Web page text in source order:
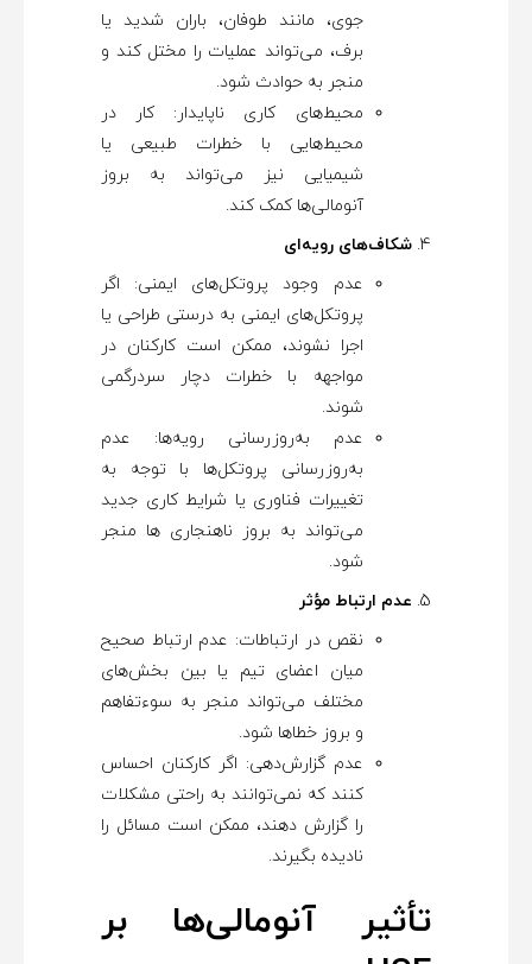
جوی، مانند طوفان، باران شدید یا
برف، می‌تواند عملیات را مختل کند و
منجر به حوادث شود.
محیط‌های کاری ناپایدار: کار در
محیط‌هایی با خطرات طبیعی یا
شیمیایی نیز می‌تواند به بروز
آنومالی‌ها کمک کند.
شکاف‌های رویه‌ای
عدم وجود پروتکل‌های ایمنی: اگر
پروتکل‌های ایمنی به درستی طراحی یا
اجرا نشوند، ممکن است کارکنان در
مواجهه با خطرات دچار سردرگمی
شوند.
عدم به‌روزرسانی رویه‌ها: عدم
به‌روزرسانی پروتکل‌ها با توجه به
تغییرات فناوری یا شرایط کاری جدید
می‌تواند به بروز ناهنجاری ها منجر
شود.
عدم ارتباط مؤثر
نقص در ارتباطات: عدم ارتباط صحیح
میان اعضای تیم یا بین بخش‌های
مختلف می‌تواند منجر به سوءتفاهم
و بروز خطاها شود.
عدم گزارش‌دهی: اگر کارکنان احساس
کنند که نمی‌توانند به راحتی مشکلات
را گزارش دهند، ممکن است مسائل را
نادیده بگیرند.
تأثیر آنومالی‌ها بر